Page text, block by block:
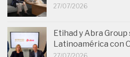
27/07/2026
Etihad y Abra
Latinoamérica con